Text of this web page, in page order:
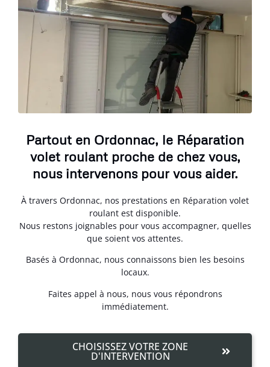
Partout en Ordonnac, le Réparation
volet roulant proche de chez vous,
nous intervenons pour vous aider.
À travers Ordonnac, nos prestations en Réparation volet
roulant est disponible.
Nous restons joignables pour vous accompagner, quelles
que soient vos attentes.
Basés à Ordonnac, nous connaissons bien les besoins
locaux.
Faites appel à nous, nous vous répondrons
immédiatement.
CHOISISSEZ VOTRE ZONE
D'INTERVENTION